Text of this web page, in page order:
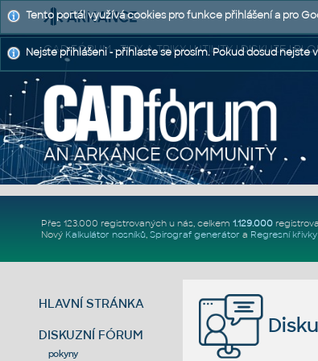
CAD FÓRUM - TIPY A TRIKY | UTILITY | DISKUZE |
Přes 123.000 registrovaných u nás, celkem 1.129.000
Nový Kalkulátor nosníků, Spirograf generátor a Regresní křivky
HLAVNÍ STRÁNKA
DISKUZNÍ FÓRUM
pokyny
Tento portál využívá cookies pro funkce přihlášení a pro
Nejste přihlášeni - přihlaste se prosím. Pokud dosud nejste